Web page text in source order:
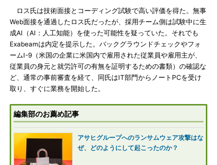
ロス氏は技術面接とコーディング試験で高い評価を得た。無事
Web面接を通過したロス氏だったが、採用チーム側は試験中に生
成AI（AI：人工知能）を使った可能性を疑っていた。それでも
Exabeamは内定を提示した。バックグラウンドチェックやフォ
ームI-9（米国の企業に米国内で雇用された従業員や雇用主が、
従業員の身元と就労許可の有無を証明するための書類）の確認な
ど、通常の事前審査を経て、同氏はIT部門からノートPCを受け
取り、すぐに業務を開始した。
編集部のお薦め記事
アサヒグループへのランサムウェア攻撃はな
ぜ、どのようにして起こったのか？